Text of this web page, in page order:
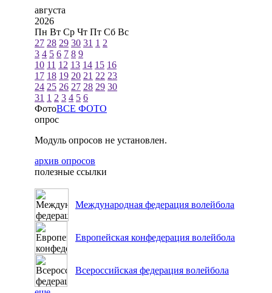
августа
2026
Пн Вт Ср Чт Пт Сб Вс
27 28 29 30 31 1 2
3 4 5 6 7 8 9
10 11 12 13 14 15 16
17 18 19 20 21 22 23
24 25 26 27 28 29 30
31 1 2 3 4 5 6
ФотоВСЕ ФОТО
опрос
Модуль опросов не установлен.
архив опросов
полезные ссылки
Международная федерация волейбола
Европейская конфедерация волейбола
Всероссийская федерация волейбола